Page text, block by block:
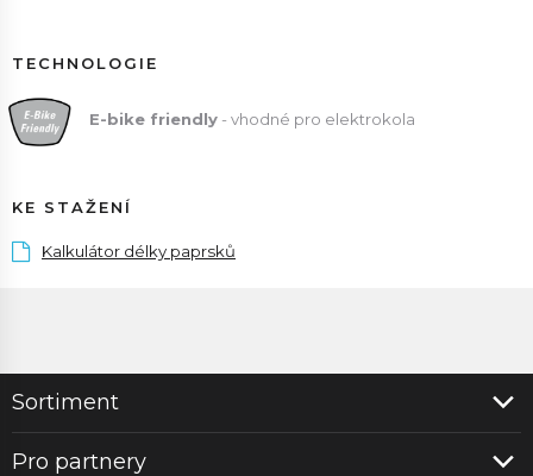
TECHNOLOGIE
E-bike friendly - vhodné pro elektrokola
KE STAŽENÍ
Kalkulátor délky paprsků
Sortiment
Pro partnery